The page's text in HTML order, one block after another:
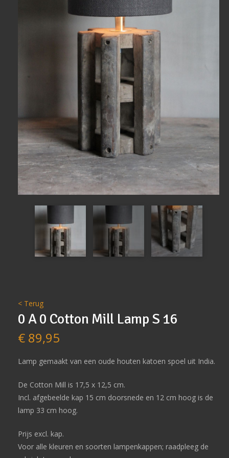
< Terug
0 A 0 Cotton Mill Lamp S 16
€89,95
Lamp gemaakt van een oude houten katoen spoel uit India.
De Cotton Mill is 17,5 x 12,5 cm.
Incl. afgebeelde kap 15 cm doorsnede en 12 cm hoog is de
lamp 33 cm hoog.
Prijs excl. kap.
Voor alle kleuren en soorten lampenkappen; raadpleeg de